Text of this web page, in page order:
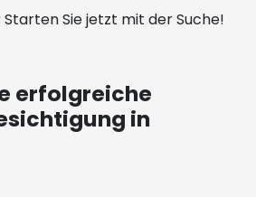
Sie jetzt mit der Suche!
erfolgreiche
in